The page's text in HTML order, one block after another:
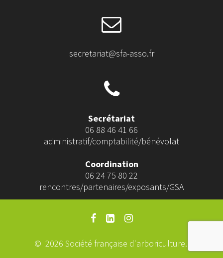
secretariat@sfa-asso.fr
Secrétariat
06 88 46 41 66
administratif/comptabilité/bénévolat
Coordination
06 24 75 80 22
rencontres/partenaires/exposants/GSA
© 2026 Société française d'arboriculture.